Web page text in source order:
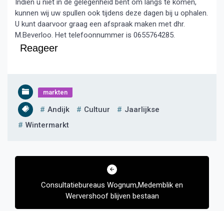
Indien u niet in de gelegenheid bent om langs te komen,
kunnen wij uw spullen ook tijdens deze dagen bij u ophalen.
U kunt daarvoor graag een afspraak maken met dhr.
M.Beverloo. Het telefoonnummer is 0655764285.
Reageer
markten
Andijk Cultuur
Jaarlijkse
Wintermarkt
Bericht
Consultatiebureaus Wognum,Medemblik en
Wervershoof blijven bestaan